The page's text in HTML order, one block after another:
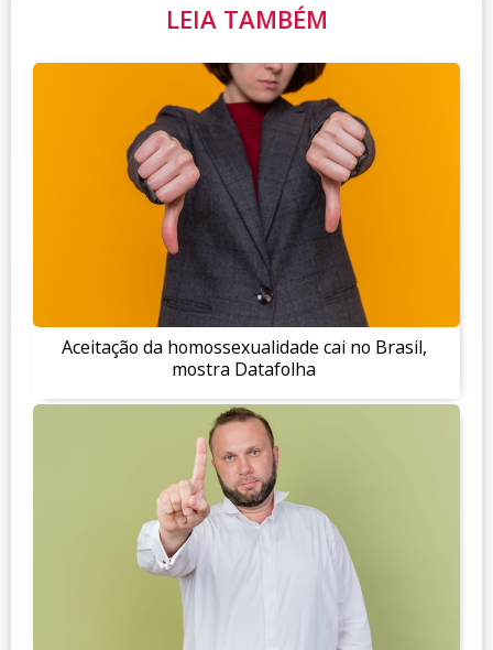
LEIA TAMBÉM
Aceitação da homossexualidade cai no Brasil,
mostra Datafolha